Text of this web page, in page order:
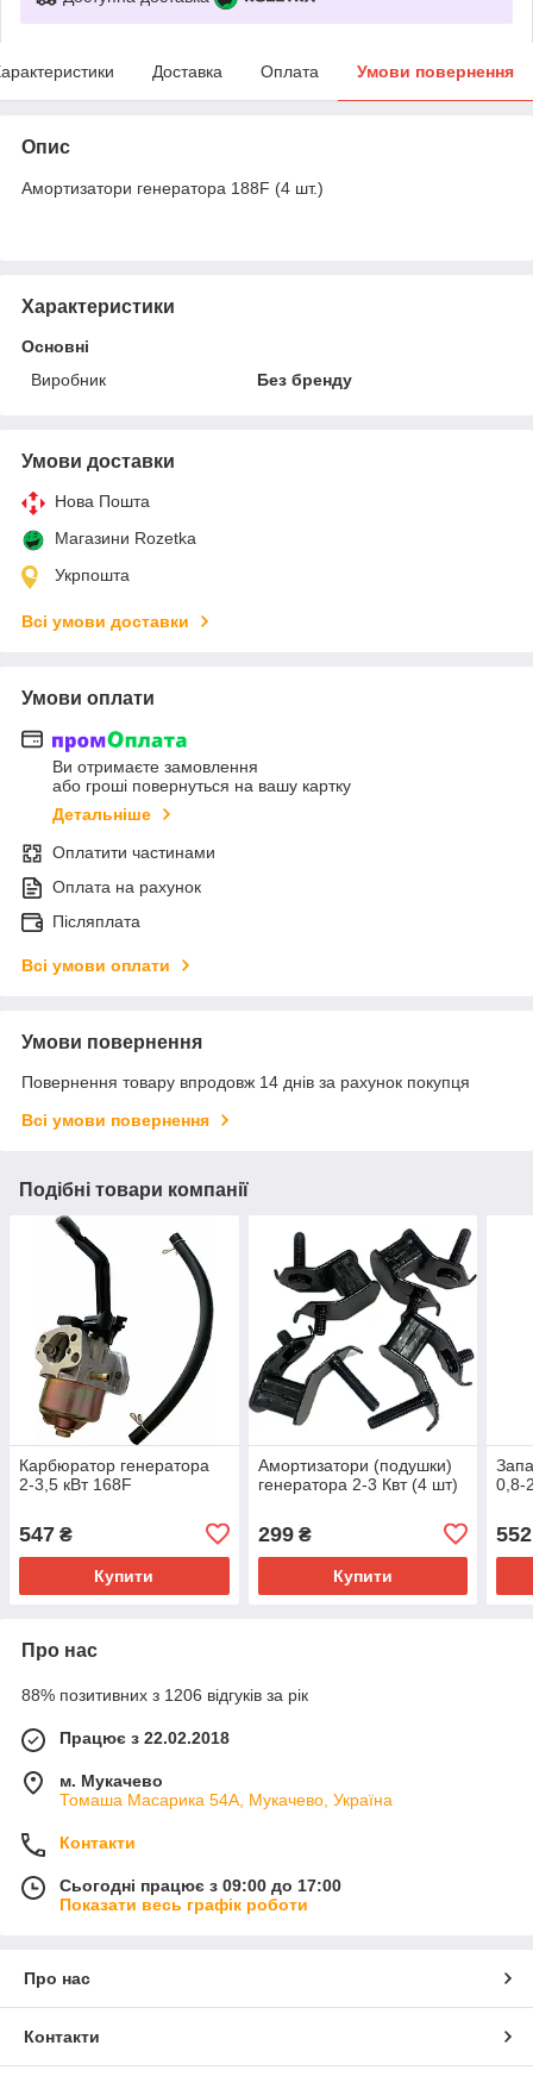
Доставка Оплата Умови повернення
Опис
Амортизатори генератора 188F (4 шт.)
Характеристики
Основні
Виробник
Без бренду
Умови доставки
Нова Пошта
Магазини Rozetka
Укрпошта
Всі умови доставки
Умови оплати
Ви отримаєте замовлення
або гроші повернуться на вашу картку
Детальніше
Оплатити частинами
Оплата на рахунок
Післяплата
Всі умови оплати
Умови повернення
Повернення товару впродовж 14 днів за рахунок покупця
Всі умови повернення
Подібні товари компанії
Карбюратор генератора
2-3,5 кВт 168F
547 ₴
Купити
Амортизатори (подушки)
генератора 2-3 Квт (4 шт)
299₴
Купити
0,8-
552
Про нас
88% позитивних з 1206 відгуків за рік
Працює з 22.02.2018
м. Мукачево
Томаша Масарика 54А, Мукачево, Україна
Контакти
Сьогодні працює з 09:00 до 17:00
Показати весь графік роботи
Про нас
Контакти